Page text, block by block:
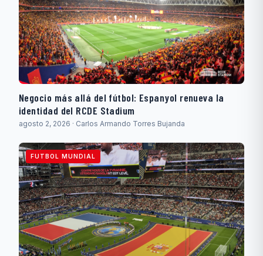
Negocio más allá del fútbol: Espanyol renueva la
identidad del RCDE Stadium
agosto 2, 2026 · Carlos Armando Torres Bujanda
FUTBOL MUNDIAL